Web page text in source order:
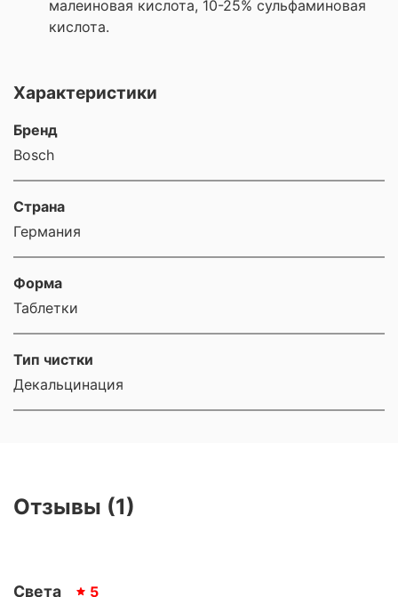
малеиновая кислота, 10-25% сульфаминовая
кислота.
Характеристики
Бренд
Bosch
Страна
Германия
Форма
Таблетки
Тип чистки
Декальцинация
Отзывы (1)
Света 5